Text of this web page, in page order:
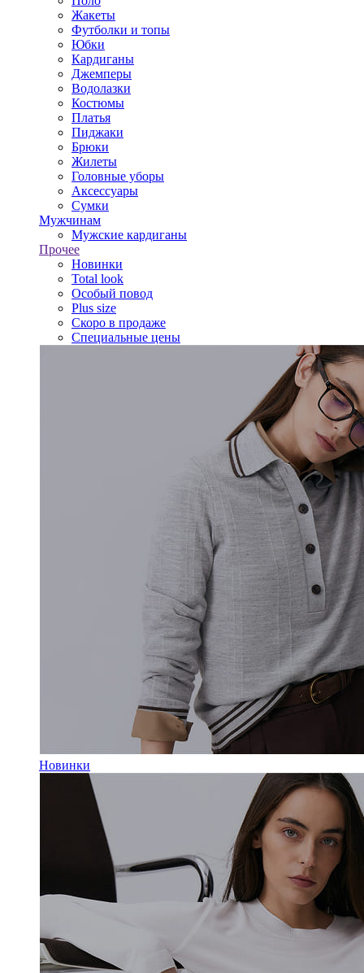
Жакеты
Футболки и топы
Юбки
Кардиганы
Джемперы
Водолазки
Костюмы
Платья
Пиджаки
Брюки
Жилеты
Головные уборы
Аксессуары
Сумки
Мужчинам
Мужские кардиганы
Прочее
Новинки
Total look
Особый повод
Plus size
Скоро в продаже
Специальные цены
Новинки